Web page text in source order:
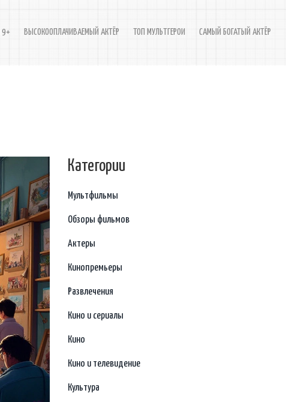
ВЫСОКООПЛАЧИВАЕМЫЙ АКТЁР ТОП МУЛЬТГЕРОИ САМЫЙ БОГАТЫЙ АКТЁР
Категории
Мультфильмы
Обзоры фильмов
Актеры
Кинопремьеры
Развлечения
Кино и сериалы
Кино
Кино и телевидение
Культура